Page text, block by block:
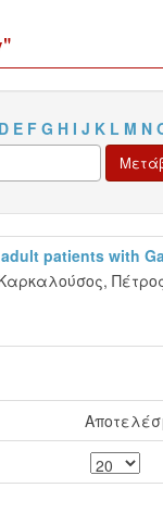
D E F G H I J K L M N
patients with